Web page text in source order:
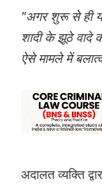
"अगर शुरू से ही
शादी के झूठे वादे
ऐसे मामले में
अदालत व्यक्ति